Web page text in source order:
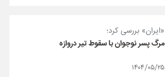
«ایران» بررسی کرد؛
مرگ پسر نوجوان با سقوط تیر دروازه
۱۴۰۴/۰۵/۲۵